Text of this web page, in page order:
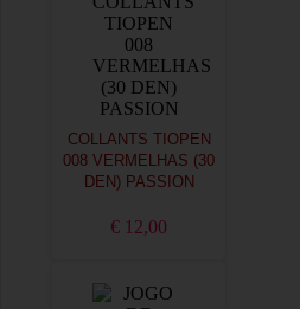
COLLANTS TIOPEN
008 VERMELHAS (30
DEN) PASSION
€ 12,00